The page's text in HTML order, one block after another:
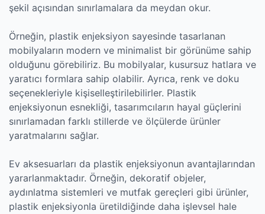
şekil açısından sınırlamalara da meydan okur.
Örneğin, plastik enjeksiyon sayesinde tasarlanan
mobilyaların modern ve minimalist bir görünüme sahip
olduğunu görebiliriz. Bu mobilyalar, kusursuz hatlara ve
yaratıcı formlara sahip olabilir. Ayrıca, renk ve doku
seçenekleriyle kişiselleştirilebilirler. Plastik
enjeksiyonun esnekliği, tasarımcıların hayal güçlerini
sınırlamadan farklı stillerde ve ölçülerde ürünler
yaratmalarını sağlar.
Ev aksesuarları da plastik enjeksiyonun avantajlarından
yararlanmaktadır. Örneğin, dekoratif objeler,
aydınlatma sistemleri ve mutfak gereçleri gibi ürünler,
plastik enjeksiyonla üretildiğinde daha işlevsel hale